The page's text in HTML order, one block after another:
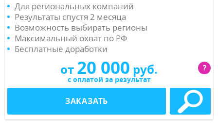
Для региональных компаний
Результаты спустя 2 месяца
Возможность выбирать регионы
Максимальный охват по РФ
Бесплатные доработки
от 20 000 руб. ?
с оплатой за результат
ЗАКАЗАТЬ